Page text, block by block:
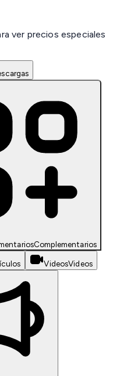
ver precios especiales
Complementarios
VideosVideos